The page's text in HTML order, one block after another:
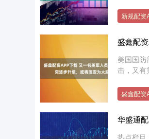
新规配
盛鑫配
美国国
击，又有
盛鑫配资
华盛通
热点栏目